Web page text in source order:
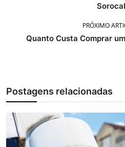
PRÓXIMO
Quanto Custa Comprar
Postagens relacionadas